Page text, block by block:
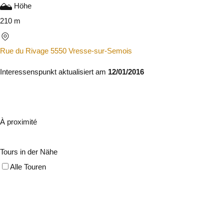
Höhe
210 m
Rue du Rivage 5550 Vresse-sur-Semois
Interessenspunkt aktualisiert am 12/01/2016
À proximité
Tours in der Nähe
Alle Touren